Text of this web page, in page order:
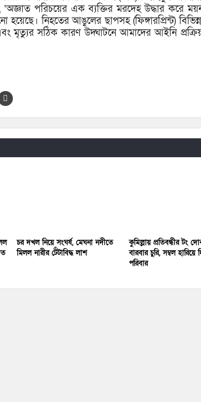
পরিচয়ের এক ব্যক্তির মরদেহ উদ্ধার করে
হয়েছে। নিহতের আঙুলের ছাপসহ (ফিঙ্গারপ্রিন্ট)
মৃত্যুর সঠিক কারণ উদ্ঘাটনে আমাদের আইনি
চর দখল নিয়ে সংঘর্ষ, মেঘনা নদীতে
মিলল নারীর টেঁটাবিদ্ধ লাশ
কুমিল্লায় প্রতিবন্ধীর টং
বারবার চুরি, সম্বল হারিয়ে
পরিবার